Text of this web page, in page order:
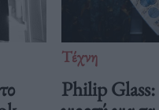
Τέχνη
Philip